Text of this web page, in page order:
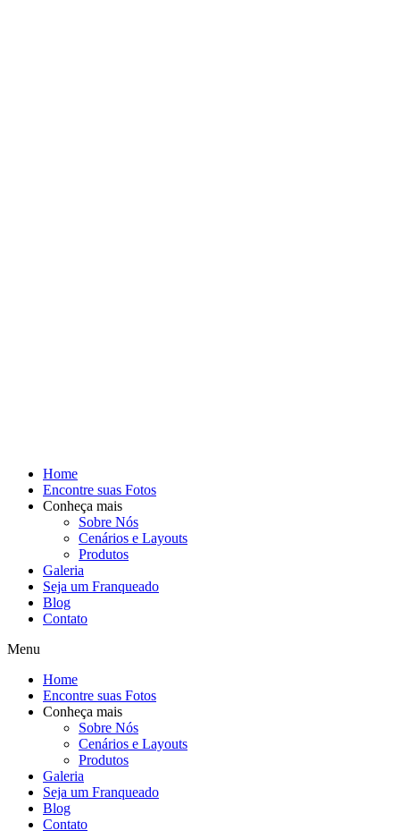
Home
Encontre suas Fotos
Conheça mais
Sobre Nós
Cenários e Layouts
Produtos
Galeria
Seja um Franqueado
Blog
Contato
Menu
Home
Encontre suas Fotos
Conheça mais
Sobre Nós
Cenários e Layouts
Produtos
Galeria
Seja um Franqueado
Blog
Contato